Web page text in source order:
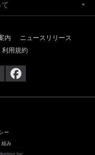
内
ニュースリリース
利用規約
ー
組み
Inc.